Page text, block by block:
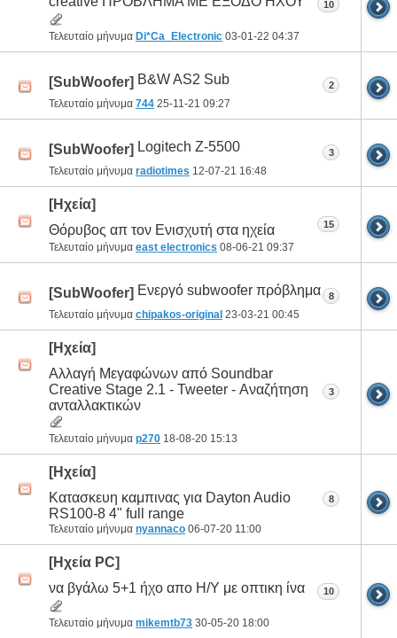
Τελευταίο μήνυμα Di*Ca_Electronic 03-01-22 04:37
10
[SubWoofer] B&W AS2 Sub
Τελευταίο μήνυμα 744 25-11-21 09:27
2
[SubWoofer] Logitech Z-5500
Τελευταίο μήνυμα radiotimes 12-07-21 16:48
3
[Ηχεία]
Θόρυβος απ τον Ενισχυτή στα ηχεία
Τελευταίο μήνυμα east electronics 08-06-21 09:37
15
[SubWoofer] Ενεργό subwoofer πρόβλημα
Τελευταίο μήνυμα chipakos-original 23-03-21 00:45
8
[Ηχεία]
Αλλαγή Μεγαφώνων από Soundbar
Creative Stage 2.1 - Tweeter - Αναζήτηση
ανταλλακτικών
Τελευταίο μήνυμα p270 18-08-20 15:13
3
[Ηχεία]
Κατασκευη καμπινας για Dayton Audio
RS100-8 4" full range
Τελευταίο μήνυμα nyannaco 06-07-20 11:00
8
[Ηχεία PC]
να βγάλω 5+1 ήχο απο Η/Υ με οπτικη ίνα
Τελευταίο μήνυμα mikemtb73 30-05-20 18:00
10